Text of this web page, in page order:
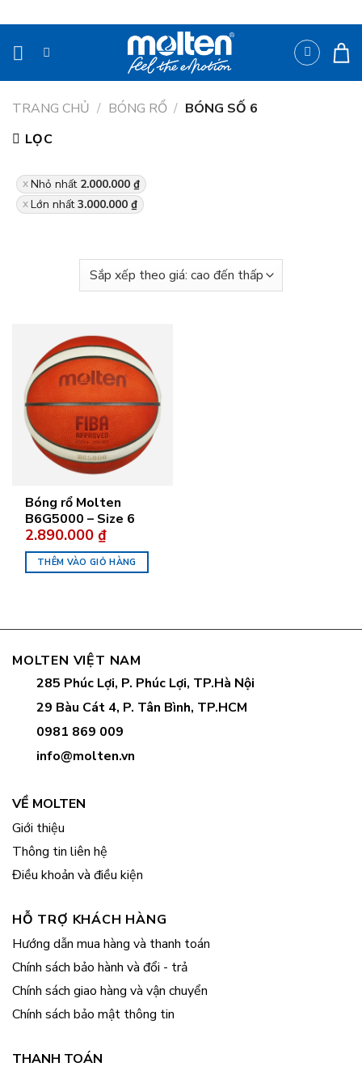
qua
TRANG CHỦ / BÓNG RỔ / BÓNG SỐ 6
LỌC
Nhỏ nhất 2.000.000 ₫
Lớn nhất3.000.000 ₫
Bóng rổ Molten
B6G5000 – Size 6
2.890.000₫
THÊM VÀO GIỎ HÀNG
MOLTEN VIỆT NAM
285 Phúc Lợi, P. Phúc Lợi, TP.Hà Nội
29 Bàu Cát 4, P. Tân Bình, TP.HCM
0981 869 009
info@molten.vn
VỀ MOLTEN
Giới thiệu
Thông tin liên hệ
Điều khoản và điều kiện
HỖ TRỢ KHÁCH HÀNG
Hướng dẫn mua hàng và thanh toán
Chính sách bảo hành và đổi - trả
Chính sách giao hàng và vận chuyển
Chính sách bảo mật thông tin
THANH TOÁN